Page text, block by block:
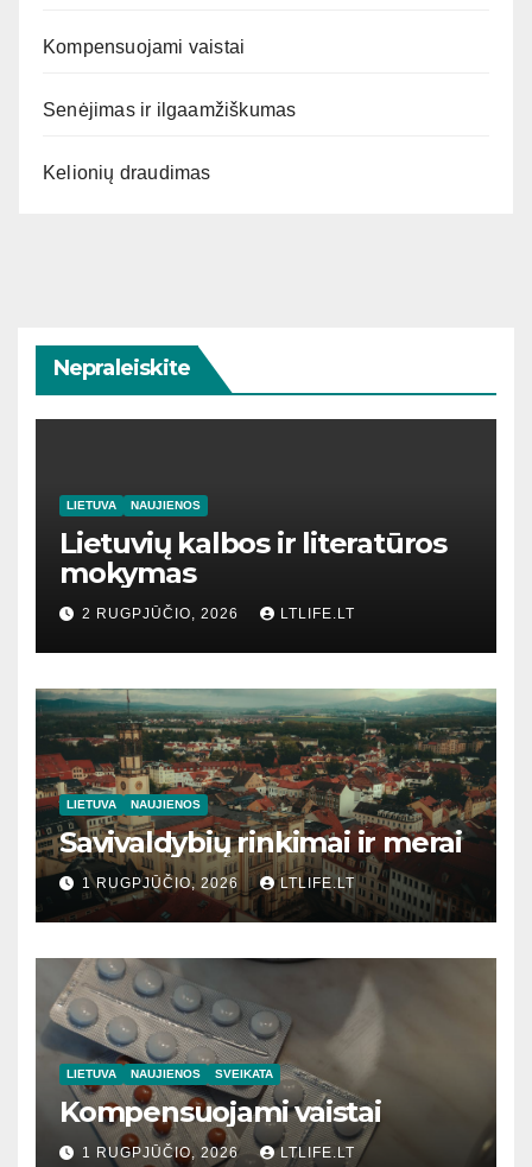
Kompensuojami vaistai
Senėjimas ir ilgaamžiškumas
Kelionių draudimas
Nepraleiskite
LIETUVA NAUJIENOS
Lietuvių kalbos ir literatūros
mokymas
2 RUGPJŪČIO, 2026 LTLIFE.LT
LIETUVA NAUJIENOS
Savivaldybių rinkimai ir merai
1 RUGPJŪČIO, 2026 LTLIFE.LT
LIETUVA NAUJIENOS SVEIKATA
Kompensuojami vaistai
1 RUGPJŪČIO, 2026 LTLIFE.LT